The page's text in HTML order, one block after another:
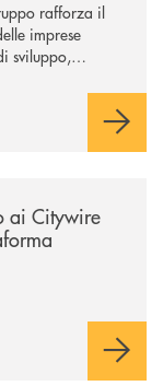
rafforza il
imprese
sviluppo,
ai Citywire